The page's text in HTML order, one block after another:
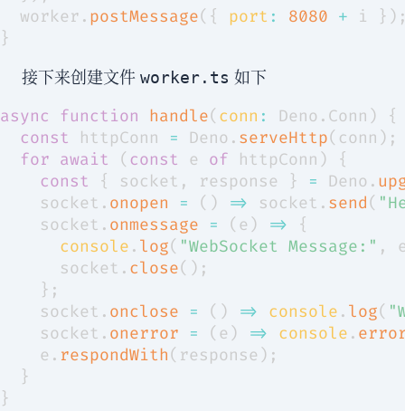
  worker
. postMessage( { port : 8080 + i } )
}
接下来创建文件 worker.ts 如下
async function handle( conn : Deno . Conn )
{
const httpConn = Deno . serveHttp( conn ) ;
for await ( const e of httpConn )
{
const
{ socket , response } = Deno .
    socket
. onopen = ( ) => socket . send(
    socket
. onmessage = ( e ) =>
{
console . log( "WebSocket Message:" ,
      socket
. close( ) ;
} ;
    socket
. onclose = ( ) => console . log(
    socket
. onerror = ( e ) => console .
    e
. respondWith( response ) ;
}
}